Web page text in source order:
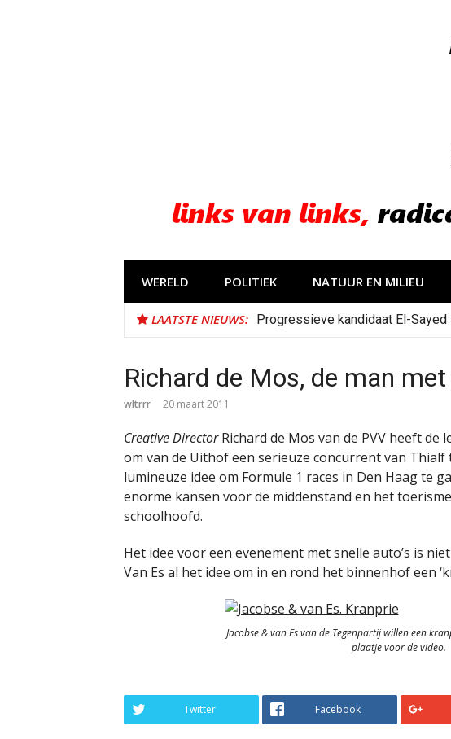
WERELD POLITIEK NATUUR EN MILIEU
LAATSTE NIEUWS: Progressieve kandidaat El-
Bestorming Ceuta gevolg van op
Richard de Mos, de man
wltrrr 20 maart 2011
Creative DirectorRichard de Mos van de PVV heeft de
om van de Uithof een serieuze concurrent van
lumineuze idee om Formule 1 races in Den Haag te
enorme kansen voor de middenstand en het
schoolhoofd.
Het idee voor een evenement met snelle auto’s is
Van Es al het idee om in en rond het binnenhof een
Jacobse & van Es van de Tegenpartij willen een
plaatje voor de video.
Twitter Facebook